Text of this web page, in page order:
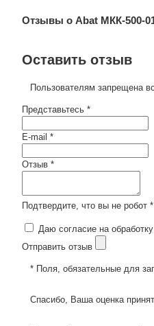
Отзывы о Abat МКК-500-
Оставить отзыв
Пользователям запрещена
Представьтесь *
E-mail *
Отзыв *
Подтвердите, что вы не робот *
Даю согласие на
Отправить отзыв
* Поля, обязательные для
Спасибо, Ваша оценка